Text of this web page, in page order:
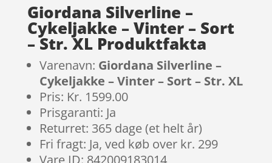
Giordana Silverline –
Cykeljakke – Vinter – Sort
– Str. XL Produktfakta
Varenavn: Giordana Silverline –
Cykeljakke – Vinter – Sort – Str. XL
Pris: Kr. 1599.00
Prisgaranti: Ja
Returret: 365 dage (et helt år)
Fri fragt: Ja, ved køb over kr. 299
Vare ID: 842009183014